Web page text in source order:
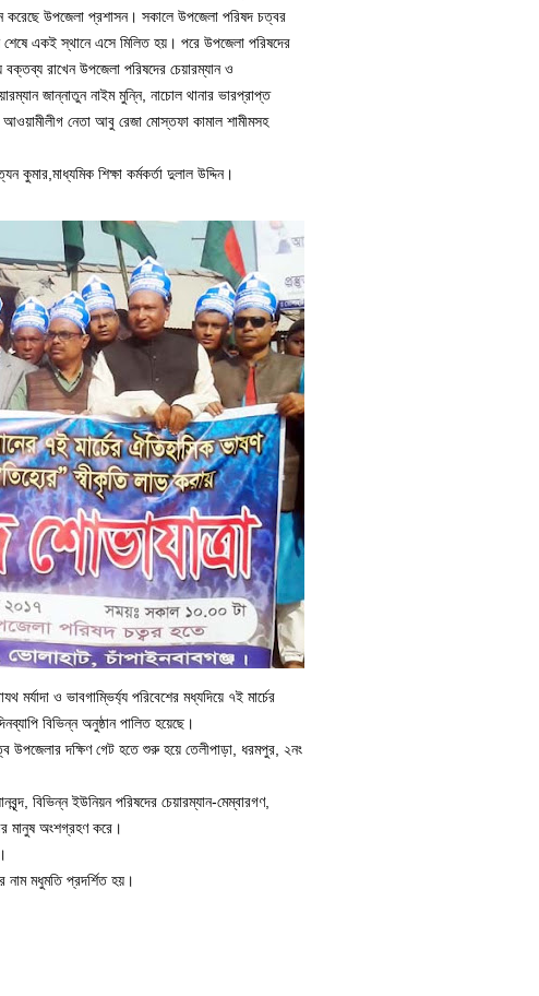
করেছে উপজেলা প্রশাসন। সকালে উপজেলা পরিষদ চত্বর
একই স্থানে এসে মিলিত হয়। পরে উপজেলা পরিষদের
রাখেন উপজেলা পরিষদের চেয়ারম্যান ও
জান্নাতুন নাইম মুন্নি, নাচোল থানার ভারপ্রাপ্ত
আওয়ামীলীগ নেতা আবু রেজা মোস্তফা কামাল শামীমসহ
শিক্ষা কর্মকর্তা দুলাল উদ্দিন।
ও ভাবগাম্ভির্য্য পরিবেশের মধ্যদিয়ে ৭ই মার্চের
বিভিন্ন অনুষ্ঠান পালিত হয়েছে।
উপজেলার দক্ষিণ গেট হতে শুরু হয়ে তেলীপাড়া, ধরমপুর, ২নং
বিভিন্ন ইউনিয়ন পরিষদের চেয়ারম্যান-মেম্বারগণ,
মানুষ অংশগ্রহণ করে।
মধুমতি প্রদর্শিত হয়।